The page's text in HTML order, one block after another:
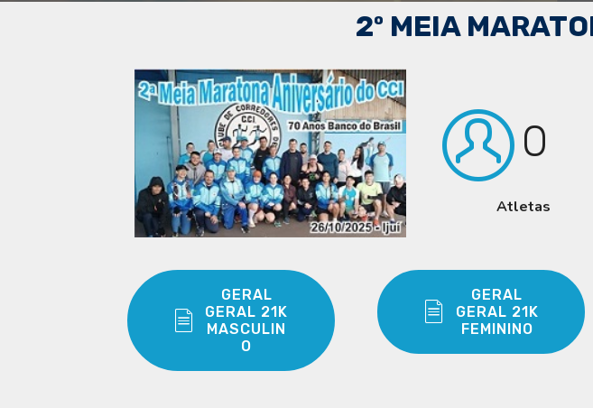
2º MEIA
0
Atletas
GERAL
GERAL 21K
MASCULIN
O
GERAL
GERAL 21K
FEMININO